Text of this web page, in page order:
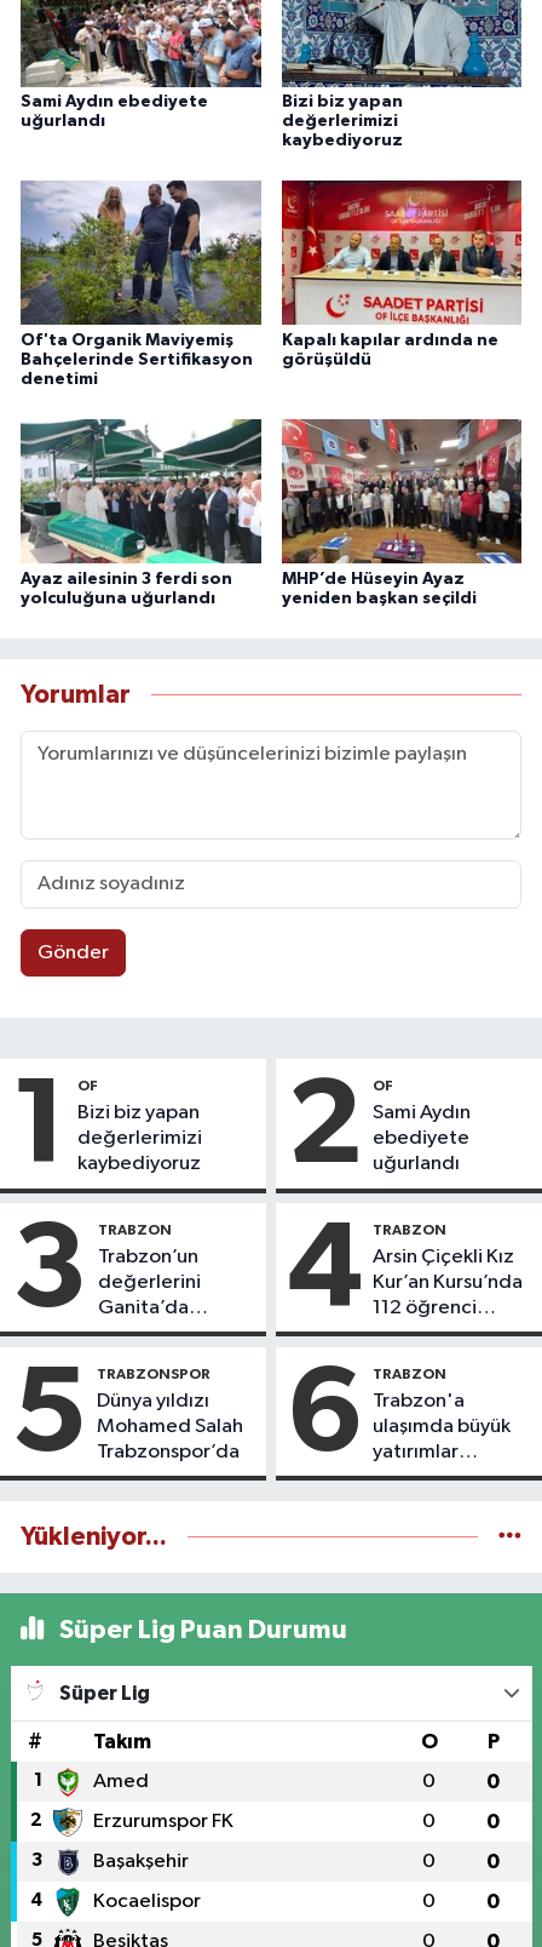
Sami Aydın ebediyete
uğurlandı
Bizi biz yapan
değerlerimizi
kaybediyoruz
Of'ta Organik Maviyemiş
Bahçelerinde Sertifikasyon
denetimi
Kapalı kapılar ardında ne
görüşüldü
Ayaz ailesinin 3 ferdi son
yolculuğuna uğurlandı
MHP’de Hüseyin Ayaz
yeniden başkan seçildi
Yorumlar
Gönder
1 OF
Bizi biz yapan
değerlerimizi
kaybediyoruz
2 OF
Sami Aydın
ebediyete
uğurlandı
3 TRABZON
Trabzon’un
değerlerini
Ganita’da
yaşatıyoruz
4 TRABZON
Arsin Çiçekli Kız
Kur’an Kursu’nda
112 öğrenci
icazet aldı
5 TRABZONSPOR
Dünya yıldızı
Mohamed Salah
Trabzonspor’da
6 TRABZON
Trabzon'a
ulaşımda büyük
yatırımlar
yapılıyor
Yükleniyor...
Süper Lig Puan Durumu
Süper Lig
# Takım O P
1 Amed 0 0
2 Erzurumspor FK 0 0
3 Başakşehir 0 0
4 Kocaelispor 0 0
5 Beşiktaş 0 0